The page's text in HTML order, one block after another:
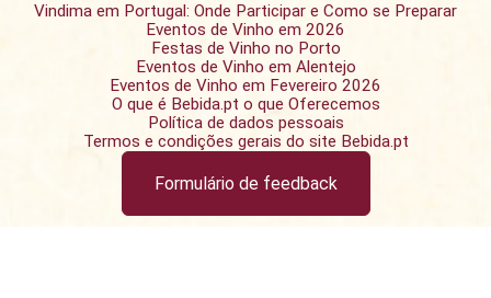
Vindima em Portugal: Onde Participar e Como se Preparar
Eventos de Vinho em 2026
Festas de Vinho no Porto
Eventos de Vinho em Alentejo
Eventos de Vinho em Fevereiro 2026
O que é Bebida.pt o que Oferecemos
Política de dados pessoais
Termos e condições gerais do site Bebida.pt
Formulário de feedback